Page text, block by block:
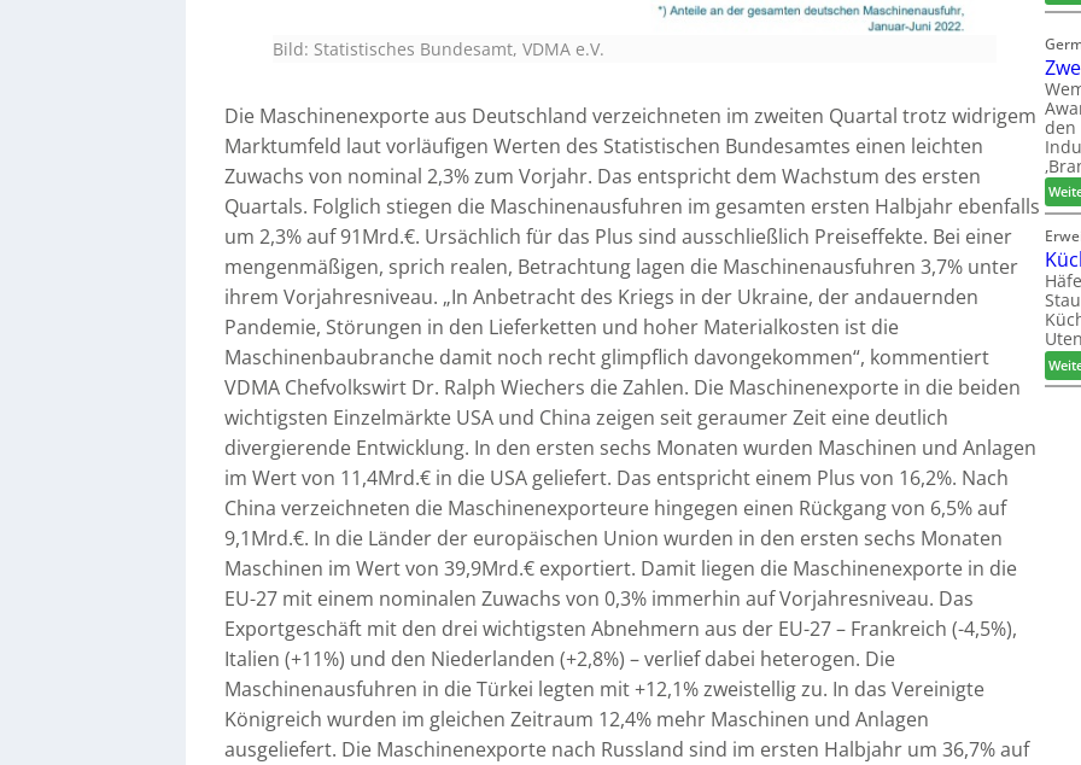
Bild: Statistisches Bundesamt, VDMA e.V.
Die Maschinenexporte aus Deutschland verzeichneten im zweiten Quartal trotz widrigem
Marktumfeld laut vorläufigen Werten des Statistischen Bundesamtes einen leichten
Zuwachs von nominal 2,3% zum Vorjahr. Das entspricht dem Wachstum des ersten
Quartals. Folglich stiegen die Maschinenausfuhren im gesamten ersten Halbjahr ebenfalls
um 2,3% auf 91Mrd.€. Ursächlich für das Plus sind ausschließlich Preiseffekte. Bei einer
mengenmäßigen, sprich realen, Betrachtung lagen die Maschinenausfuhren 3,7% unter
ihrem Vorjahresniveau. „In Anbetracht des Kriegs in der Ukraine, der andauernden
Pandemie, Störungen in den Lieferketten und hoher Materialkosten ist die
Maschinenbaubranche damit noch recht glimpflich davongekommen“, kommentiert
VDMA Chefvolkswirt Dr. Ralph Wiechers die Zahlen. Die Maschinenexporte in die beiden
wichtigsten Einzelmärkte USA und China zeigen seit geraumer Zeit eine deutlich
divergierende Entwicklung. In den ersten sechs Monaten wurden Maschinen und Anlagen
im Wert von 11,4Mrd.€ in die USA geliefert. Das entspricht einem Plus von 16,2%. Nach
China verzeichneten die Maschinenexporteure hingegen einen Rückgang von 6,5% auf
9,1Mrd.€. In die Länder der europäischen Union wurden in den ersten sechs Monaten
Maschinen im Wert von 39,9Mrd.€ exportiert. Damit liegen die Maschinenexporte in die
EU-27 mit einem nominalen Zuwachs von 0,3% immerhin auf Vorjahresniveau. Das
Exportgeschäft mit den drei wichtigsten Abnehmern aus der EU-27 – Frankreich (-4,5%),
Italien (+11%) und den Niederlanden (+2,8%) – verlief dabei heterogen. Die
Maschinenausfuhren in die Türkei legten mit +12,1% zweistellig zu. In das Vereinigte
Königreich wurden im gleichen Zeitraum 12,4% mehr Maschinen und Anlagen
ausgeliefert. Die Maschinenexporte nach Russland sind im ersten Halbjahr um 36,7% auf
den